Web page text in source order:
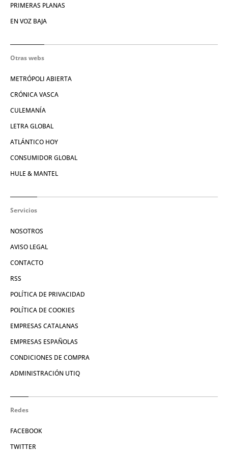
PRIMERAS PLANAS
EN VOZ BAJA
Otras webs
METRÓPOLI ABIERTA
CRÓNICA VASCA
CULEMANÍA
LETRA GLOBAL
ATLÁNTICO HOY
CONSUMIDOR GLOBAL
HULE & MANTEL
Servicios
NOSOTROS
AVISO LEGAL
CONTACTO
RSS
POLÍTICA DE PRIVACIDAD
POLÍTICA DE COOKIES
EMPRESAS CATALANAS
EMPRESAS ESPAÑOLAS
CONDICIONES DE COMPRA
ADMINISTRACIÓN UTIQ
Redes
FACEBOOK
TWITTER